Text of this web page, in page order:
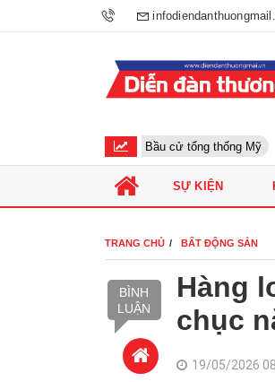
Bầu cử tổng thống Mỹ
SỰ KIỆN
TRANG CHỦ BẤT ĐỘNG SẢN
BÌNH
LUẬN
Hàng
chục
19/05/2026